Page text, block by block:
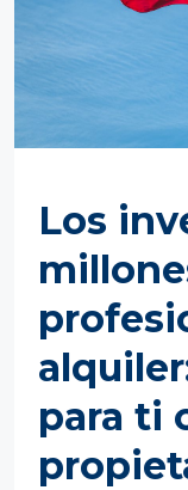
Los
para ti